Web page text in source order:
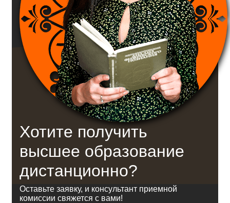
Хотите получить
высшее образование
дистанционно?
Оставьте заявку, и консультант приемной
комиссии свяжется с вами!